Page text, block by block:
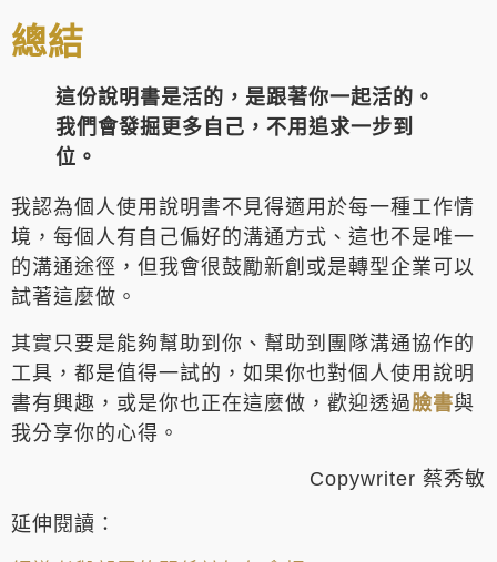
總結
這份說明書是活的，是跟著你一起活的。
我們會發掘更多自己，不用追求一步到
位。
我認為個人使用說明書不見得適用於每一種工作情
境，每個人有自己偏好的溝通方式、這也不是唯一
的溝通途徑，但我會很鼓勵新創或是轉型企業可以
試著這麼做。
其實只要是能夠幫助到你、幫助到團隊溝通協作的
工具，都是值得一試的，如果你也對個人使用說明
書有興趣，或是你也正在這麼做，歡迎透過臉書與
我分享你的心得。
Copywriter 蔡秀敏
延伸閱讀：